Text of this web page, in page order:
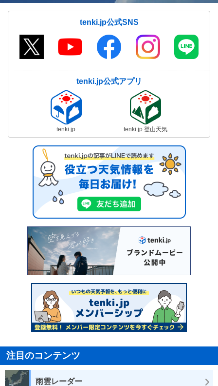
tenki.jp公式SNS
tenki.jp公式アプリ
tenki.jp tenki.jp 登山天気
注目のコンテンツ
雨雲レーダー